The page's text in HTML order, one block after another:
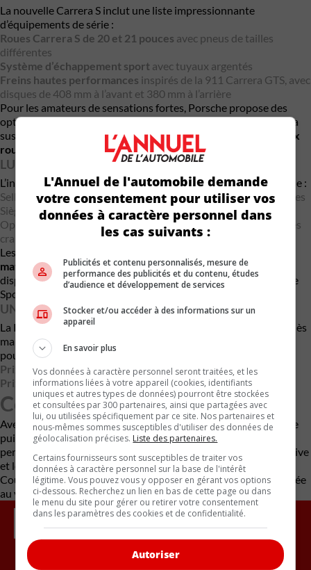
La nouvelle Carrera S inclut une liste impressionnante
d’équipements de série :
Roues Carrera S de 20 et 21 pouces avec pneus de tailles
différentes
Système d’échappement sport avec tuyaux argentés
Freins hautes performances inspirés de la 911 Carrera GTS, avec
disques de 408 mm à l’avant et 380 mm à l’arrière
Pour les amateurs de sensations fortes, Porsche propose des
options comme lesfreins composites en céramique (PCCB), la
suspension sport
PASM abaissée de 10 mm
direction aux
roues arrière
pour une maniabilité accrue.
LUXE ET PERSONNALISATION À L’HONNEUR
L’intérieur de la Carrera S reflète l’attention au détail de Porsche :
Sellerie en cuir noir de série, avec options de garnitures étendues
Sièges arrière rabattables sans frais supplémentaires (Coupé)
Options de personnalisation comme les coutures contrastantes
craie
Les équipements de série incluent également des
matrice de DELet unchargeur sans fil. Parmi les options
disponibles, le système de levage de l’essieu avant et l’ensemble
Sport Chrono sont idéaux pour une utilisation sur circuit.
UN MODÈLE COUPÉ OU CABRIOLET À L’ÉTÉ
La Porsche 911 Carrera S 2025 est disponible à la commande dès
maintenant. Les premières livraisons au Canada sont prévues
pour l’été 2025.
Prix de départ : 159 700 $ (Coupé)
Prix de départ : 174 000 $ (Cabriolet)
Conclusion
Avec la911 Carrera S 2025, Porsche réinvente l’équilibre entre
puissance, raffinement et innovation. Ce modèle, à la fois
performant et luxueux, séduira les amateurs de conduite sportive
et les passionnés de personnalisation. Que ce soit en version
Coupé ou Cabriolet, la Carrera S promet une expérience inégalée
au volant.
L'Annuel de l'automobile demande
votre consentement pour utiliser vos
données à caractère personnel dans
les cas suivants :
Publicités et contenu personnalisés, mesure de
performance des publicités et du contenu, études
d’audience et développement de services
Stocker et/ou accéder à des informations sur un
appareil
En savoir plus
Vos données à caractère personnel seront traitées, et les
informations liées à votre appareil (cookies, identifiants
uniques et autres types de données) pourront être stockées
et consultées par 300 partenaires, ainsi que partagées avec
lui, ou utilisées spécifiquement par ce site. Nos partenaires et
nous-mêmes sommes susceptibles d'utiliser des données de
géolocalisation précises. Liste des partenaires.
Certains fournisseurs sont susceptibles de traiter vos
données à caractère personnel sur la base de l'intérêt
légitime. Vous pouvez vous y opposer en gérant vos options
ci-dessous. Recherchez un lien en bas de cette page ou dans
le menu du site pour gérer ou retirer votre consentement
dans les paramètres des cookies et de confidentialité.
Autoriser